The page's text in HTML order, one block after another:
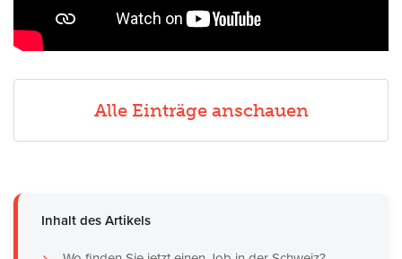
Alle Einträge anschauen
Inhalt des Artikels